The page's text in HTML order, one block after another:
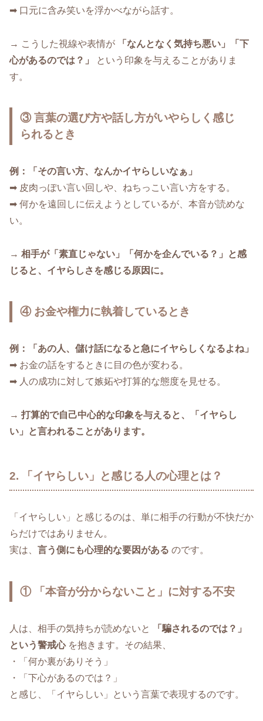
➡ 口元に含み笑いを浮かべながら話す。
→ こうした視線や表情が
「なんとなく気持ち悪い」「下
心があるのでは？」
という印象を与えることがありま
す。
③ 言葉の選び方や話し方がいやらしく感じ
られるとき
例：「その言い方、なんかイヤらしいなぁ」
➡ 皮肉っぽい言い回しや、ねちっこい言い方をする。
➡ 何かを遠回しに伝えようとしているが、本音が読めな
い。
→ 相手が「素直じゃない」「何かを企んでいる？」と感
じると、イヤらしさを感じる原因に。
④ お金や権力に執着しているとき
例：「あの人、儲け話になると急にイヤらしくなるよね」
➡ お金の話をするときに目の色が変わる。
➡ 人の成功に対して嫉妬や打算的な態度を見せる。
→ 打算的で自己中心的な印象を与えると、「イヤらし
い」と言われることがあります。
2. 「イヤらしい」と感じる人の心理とは？
「イヤらしい」と感じるのは、単に相手の行動が不快だか
らだけではありません。
実は、 言う側にも心理的な要因がある のです。
① 「本音が分からないこと」に対する不安
人は、相手の気持ちが読めないと
「騙されるのでは？」
という警戒心を抱きます。その結果、
・「何か裏がありそう」
・「下心があるのでは？」
と感じ、「イヤらしい」という言葉で表現するのです。